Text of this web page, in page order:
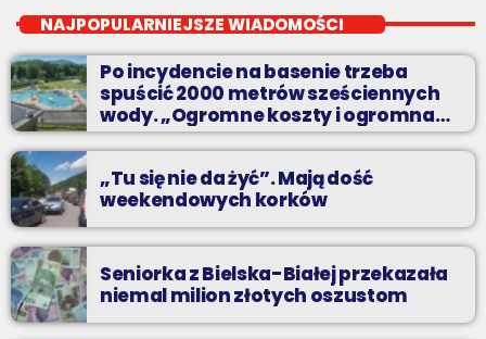
Nocą, kiedy wszyscy śpią - my gramy dalej. I to właśnie nocą
można "upolować" na naszej antenie prawdziwe muzyczne
perełki.
NAJPOPULARNIEJSZE WIADOMOŚCI
Po incydencie na basenie trzeba
spuścić 2000 metrów sześciennych
wody. „Ogromne koszty i ogromna
praca”
„Tu się nie da żyć”. Mają dość
weekendowych korków
Seniorka z Bielska-Białej przekazała
niemal milion złotych oszustom